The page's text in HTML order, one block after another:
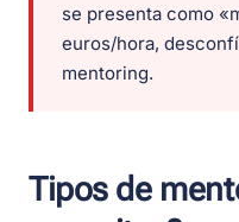
se presenta como
euros/hora,
mentoring.
Tipos de